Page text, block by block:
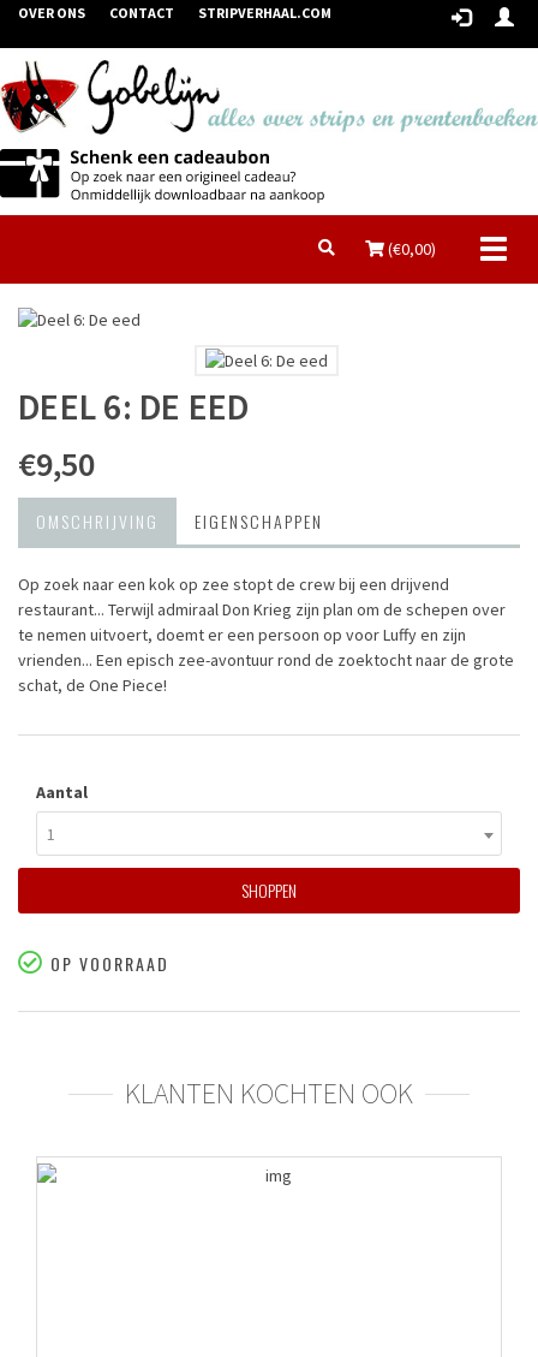
OVER ONS CONTACT STRIPVERHAAL.COM
(€0,00)
DEEL 6: DE EED
€9,50
OMSCHRIJVING EIGENSCHAPPEN
Op zoek naar een kok op zee stopt de crew bij een drijvend
restaurant... Terwijl admiraal Don Krieg zijn plan om de schepen over
te nemen uitvoert, doemt er een persoon op voor Luffy en zijn
vrienden... Een episch zee-avontuur rond de zoektocht naar de grote
schat, de One Piece!
Aantal
1
SHOPPEN
OP VOORRAAD
KLANTEN KOCHTEN OOK